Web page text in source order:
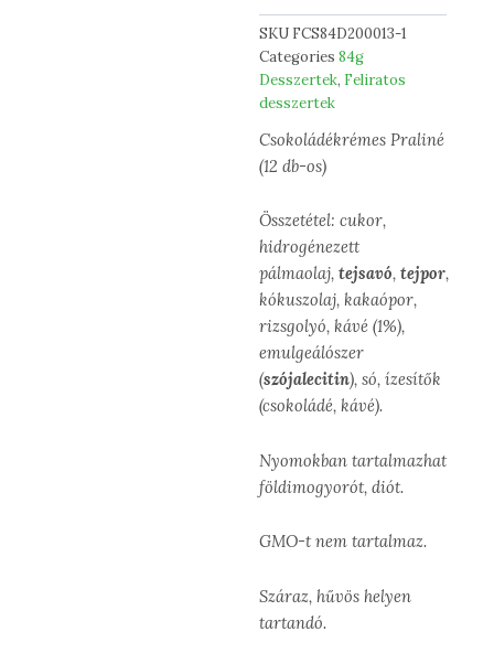
SKU FCS84D200013-1
Categories 84g
Desszertek, Feliratos
desszertek
Csokoládékrémes Praliné
(12 db-os)
Összetétel: cukor,
hidrogénezett
pálmaolaj,tejsavó,tejpor,
kókuszolaj, kakaópor,
rizsgolyó, kávé (1%),
emulgeálószer
(szójalecitin), só, ízesítők
(csokoládé, kávé).
Nyomokban tartalmazhat
földimogyorót, diót.
GMO-t nem tartalmaz.
Száraz, hűvös helyen
tartandó.